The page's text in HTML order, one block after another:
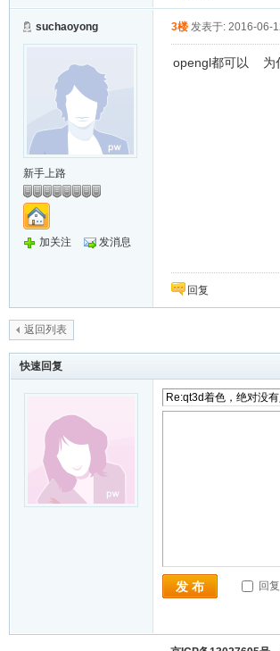
suchaoyong
新手上路
加关注 发消息
3楼 发表于: 2016-06-
opengl都可以 为
回复
返回列表
快速回复
发 布 回